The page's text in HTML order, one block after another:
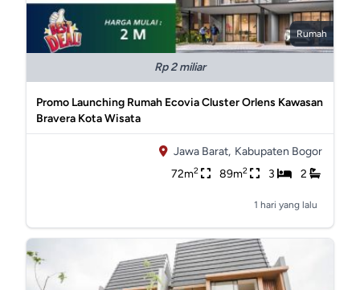
Rumah
Rp 2 miliar
Promo Launching Rumah Ecovia Cluster Orlens Kawasan
Bravera Kota Wisata
Jawa Barat, Kabupaten Bogor
72m2 89m2 3 2
1 hari yang lalu